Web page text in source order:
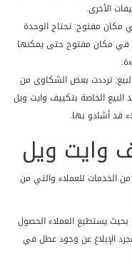
الأخرى.
مكان مفتوح: تحتاج الوحدة
في مكان مفتوح حتى يمكنها
ترددت بعض الشكاوى من
الخاصة بتكييف وايت ويل
قد أشادو بها.
وايت ويل
الخدمات للعملاء والتي من
على مدار 24 الساعة بحيث يستطيع العملاء الحصول
الإبلاغ عن وجود عطل في